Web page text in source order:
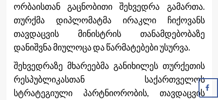
ორბაისთან გაცნობითი შეხვედრა გამართა.
თურქმა დიპლომატმა ირაკლი ჩიქოვანს
თავდაცვის მინისტრის თანამდებობაზე
დანიშვნა მიულოცა და წარმატებები უსურვა.
შეხვედრაზე მხარეებმა განიხილეს თურქეთის
რესპუბლიკასთან საქართველოს
სტრატეგიული პარტნიორობის, თავდაცვის